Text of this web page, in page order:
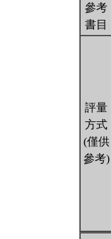
參考
書目
評量
方式
(僅供
參考)